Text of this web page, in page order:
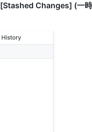
[Stashed Changes] (一